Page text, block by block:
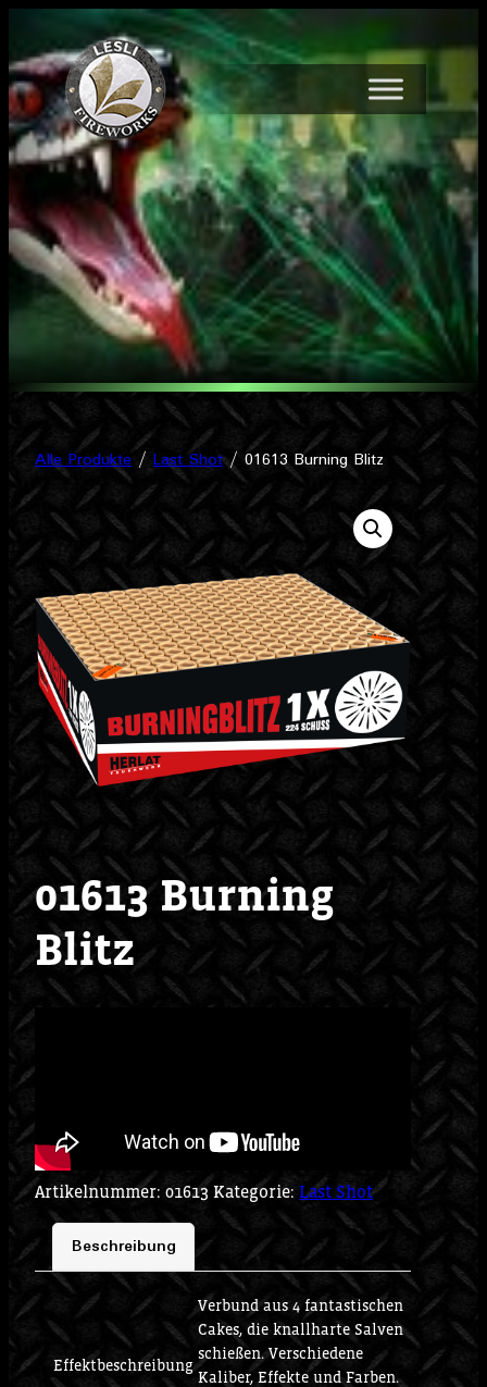
Inhalt
springen
Alle Produkte / Last Shot/ 01613 Burning Blitz
01613 Burning
Blitz
Artikelnummer: 01613 Kategorie: Last Shot
Beschreibung
Effektbeschreibung
Verbund aus 4 fantastischen
Cakes, die knallharte Salven
schießen. Verschiedene
Kaliber, Effekte und Farben.